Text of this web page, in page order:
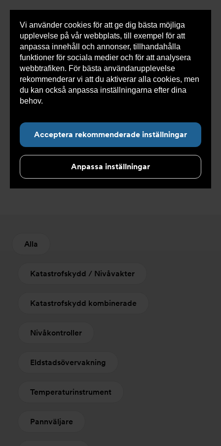
Vi använder cookies för att ge dig bästa möjliga
upplevelse på vår webbplats, till exempel för att
anpassa innehåll och annonser, tillhandahålla
funktioner för sociala medier och för att analysera
webbtrafiken. För bästa användarupplevelse
rekommenderar vi att du aktiverar alla cookies, men
du kan också anpassa inställningarna efter dina
behov.
Acceptera rekommenderade inställningar
Anpassa inställningar
Du
här:
Erab > Produkter > Pannsystem >
Färdiga
pannpaneler och skåp
Färdiga pannpaneler
och skåp
Alla
Katastrofskydd / Nivåvakter
Katastrofskydd kombinerade
Nivåkontroller
Eldstadsövervakning
Temperaturinstrument
Pannväljare